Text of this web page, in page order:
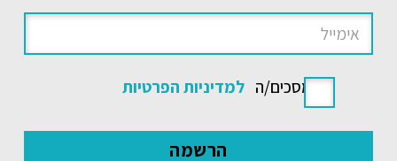
אני מסכים/ה למדיניות הפרטיות